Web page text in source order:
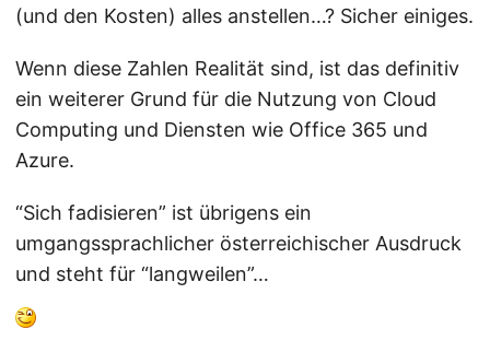
(und den Kosten) alles anstellen…? Sicher einiges.
Wenn diese Zahlen Realität sind, ist das definitiv
ein weiterer Grund für die Nutzung von Cloud
Computing und Diensten wie Office 365 und
Azure.
“Sich fadisieren” ist übrigens ein
umgangssprachlicher österreichischer Ausdruck
und steht für “langweilen”…